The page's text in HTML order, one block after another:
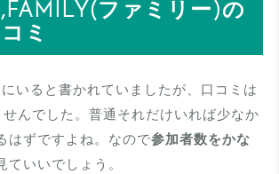
ファミリー)の
ミ
いると書かれていましたが、口コミは
んでした。普通それだけいれば少なか
はずですよね。なので参加者数をかな
ていいでしょう。